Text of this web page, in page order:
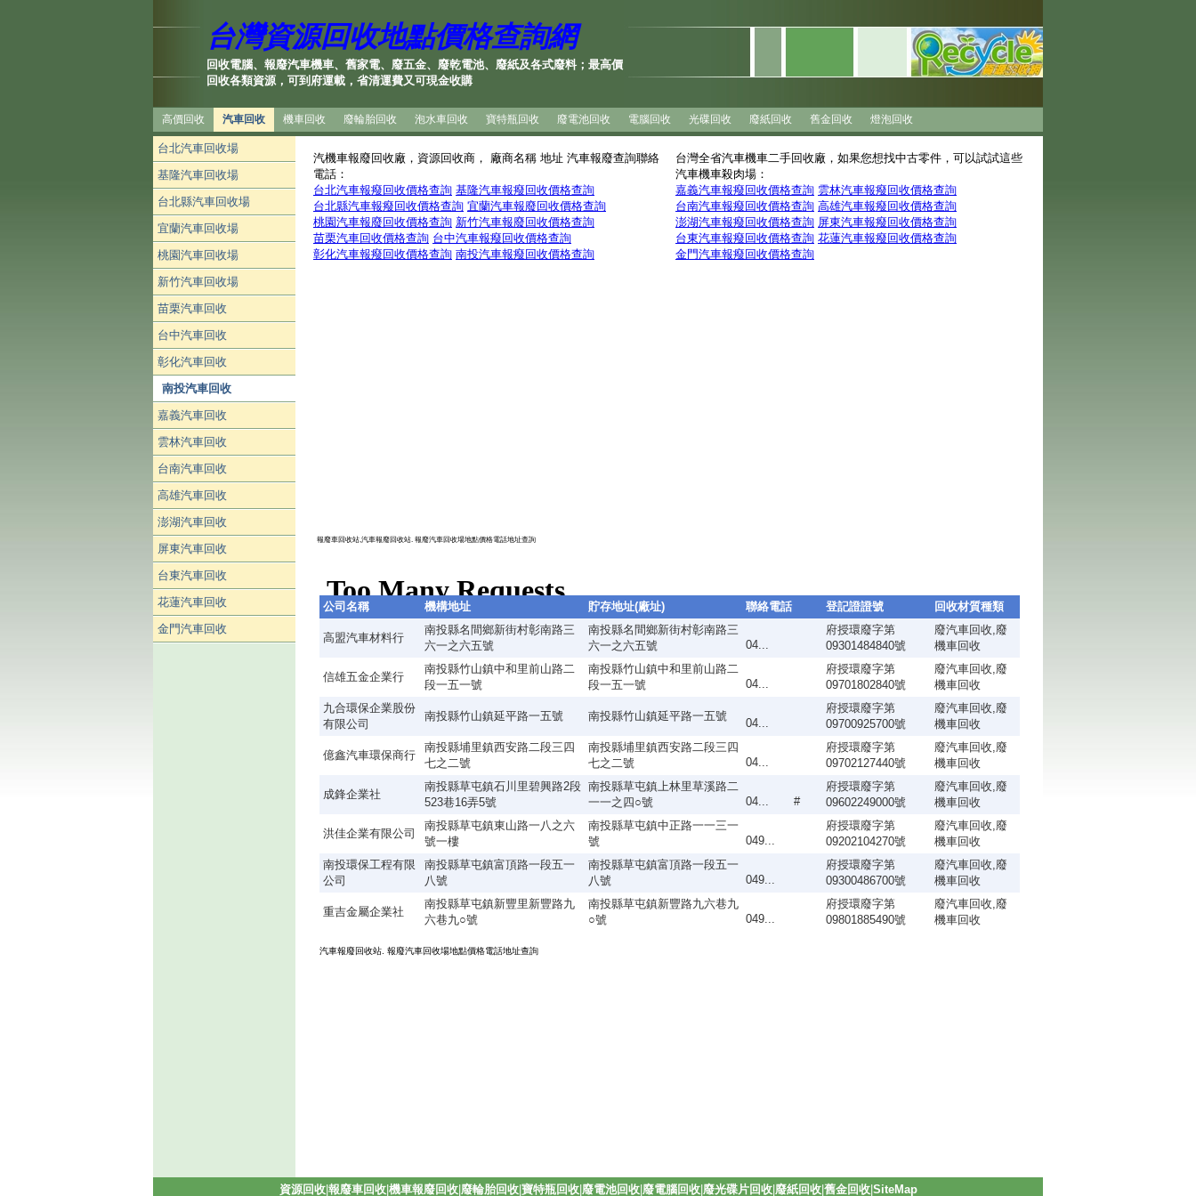
台灣資源回收地點價格查詢網
回收電腦、報廢汽車機車、舊家電、廢五金、廢乾電池、廢紙及各式廢料；最高價
回收各類資源，可到府運載，省清運費又可現金收購
高價回收 汽車回收 機車回收 廢輪胎回收 泡水車回收 寶特瓶回收 廢電池回收 電腦回收 光碟回收 廢紙回收 舊金回收 燈泡回收
台北汽車回收場
基隆汽車回收場
台北縣汽車回收場
宜蘭汽車回收場
桃園汽車回收場
新竹汽車回收場
苗栗汽車回收
台中汽車回收
彰化汽車回收
南投汽車回收
嘉義汽車回收
雲林汽車回收
台南汽車回收
高雄汽車回收
澎湖汽車回收
屏東汽車回收
台東汽車回收
花蓮汽車回收
金門汽車回收
汽機車報廢回收廠，資源回收商， 廠商名稱 地址 汽車報廢查詢聯絡
電話：
台北汽車報癈回收價格查詢 基隆汽車報癈回收價格查詢
台北縣汽車報癈回收價格查詢 宜蘭汽車報廢回收價格查詢
桃園汽車報廢回收價格查詢 新竹汽車報廢回收價格查詢
苗栗汽車回收價格查詢 台中汽車報癈回收價格查詢
彰化汽車報癈回收價格查詢 南投汽車報癈回收價格查詢
報廢車回收站,汽車報廢回收站. 報廢汽車回收場地點價格電話地址查詢
台灣全省汽車機車二手回收廠，如果您想找中古零件，可以試試這些
汽車機車殺肉場：
嘉義汽車報癈回收價格查詢 雲林汽車報癈回收價格查詢
台南汽車報癈回收價格查詢 高雄汽車報癈回收價格查詢
澎湖汽車報癈回收價格查詢 屏東汽車報癈回收價格查詢
台東汽車報癈回收價格查詢 花蓮汽車報癈回收價格查詢
金門汽車報癈回收價格查詢
公司名稱 機構地址 貯存地址(廠址) 聯絡電話 登記證證號 回收材質種類
高盟汽車材料行
南投縣名間鄉新街村彰南路三
六一之六五號
南投縣名間鄉新街村彰南路三
六一之六五號
04...
府授環廢字第
09301484840號
廢汽車回收,廢
機車回收
信雄五金企業行
南投縣竹山鎮中和里前山路二
段一五一號
南投縣竹山鎮中和里前山路二
段一五一號
04...
府授環廢字第
09701802840號
廢汽車回收,廢
機車回收
九合環保企業股份
有限公司
南投縣竹山鎮延平路一五號 南投縣竹山鎮延平路一五號
04...
府授環廢字第
09700925700號
廢汽車回收,廢
機車回收
億鑫汽車環保商行
南投縣埔里鎮西安路二段三四
七之二號
南投縣埔里鎮西安路二段三四
七之二號
04...
府授環廢字第
09702127440號
廢汽車回收,廢
機車回收
成鋒企業社
南投縣草屯鎮石川里碧興路2段
523巷16弄5號
南投縣草屯鎮上林里草溪路二
一一之四○號
04... #
府授環廢字第
09602249000號
廢汽車回收,廢
機車回收
洪佳企業有限公司
南投縣草屯鎮東山路一八之六
號一樓
南投縣草屯鎮中正路一一三一
號
049...
府授環廢字第
09202104270號
廢汽車回收,廢
機車回收
南投環保工程有限
公司
南投縣草屯鎮富頂路一段五一
八號
南投縣草屯鎮富頂路一段五一
八號
049...
府授環廢字第
09300486700號
廢汽車回收,廢
機車回收
重吉金屬企業社
南投縣草屯鎮新豐里新豐路九
六巷九○號
南投縣草屯鎮新豐路九六巷九
○號
049...
府授環廢字第
09801885490號
廢汽車回收,廢
機車回收
汽車報廢回收站. 報廢汽車回收場地點價格電話地址查詢
資源回收| 報廢車回收| 機車報廢回收| 廢輪胎回收| 寶特瓶回收| 廢電池回收| 廢電腦回收| 廢光碟片回收| 廢紙回收| 舊金回收| SiteMap